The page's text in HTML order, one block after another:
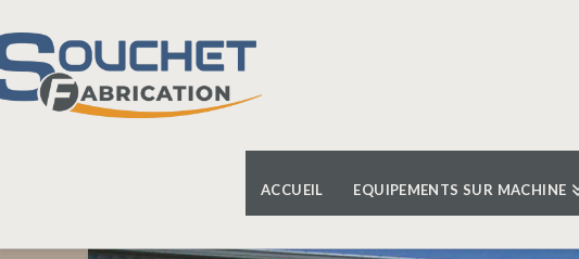
ACCUEIL EQUIPEMENTS SUR MACHINE